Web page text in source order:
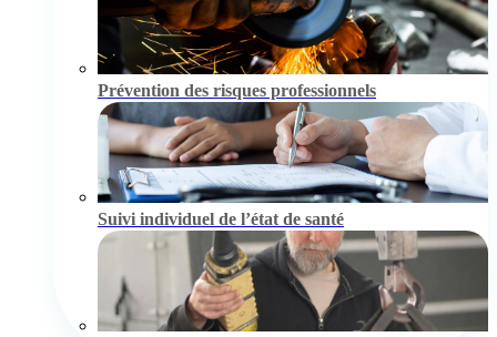
Prévention des risques professionnels
Suivi individuel de l’état de santé